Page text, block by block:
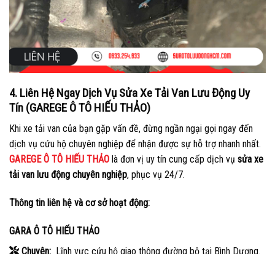
4. Liên Hệ Ngay Dịch Vụ Sửa Xe Tải Van Lưu Động Uy
Tín (GAREGE Ô TÔ HIẾU THẢO)
Khi xe tải van của bạn gặp vấn đề, đừng ngần ngại gọi ngay đến
dịch vụ cứu hộ chuyên nghiệp để nhận được sự hỗ trợ nhanh nhất.
GAREGE Ô TÔ HIẾU THẢO là đơn vị uy tín cung cấp dịch vụ sửa xe
tải van lưu động chuyên nghiệp, phục vụ 24/7.
Thông tin liên hệ và cơ sở hoạt động:
GARA Ô TÔ HIẾU THẢO
Chuyên: Lĩnh vực cứu hộ giao thông đường bộ tại Bình Dương.